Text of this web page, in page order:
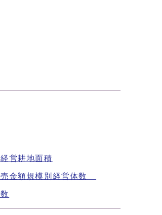
経営耕地面積
売金額規模別経営体数